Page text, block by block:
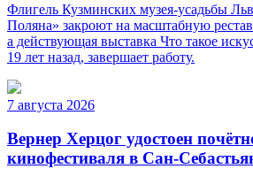
Флигель Кузминских музея-усадьбы
Поляна» закроют на масштабную
а действующая выставка Что такое
19 лет назад, завершает работу.
7 августа 2026
Вернер Херцог удостоен
кинофестиваля в Сан-